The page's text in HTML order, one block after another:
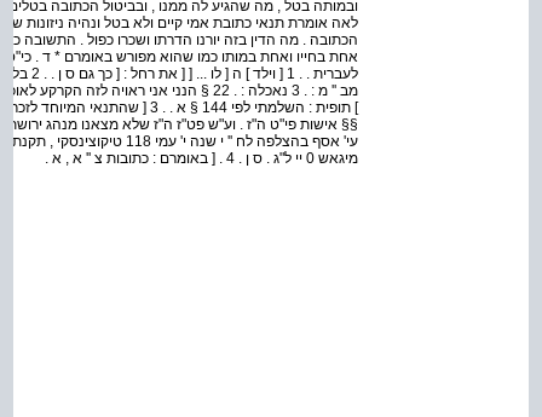
ובמותה בטל , מה שהגיע לה ממנו , ובביטול הכתובה בטלים
לאה אומרת תנאי כתובת אמי קיים ולא בטל ונהיה ניזונות
הכתובה . מה הדין בזה יורנו הדרתו ושכרו כפול . התשובה
§§ אישות פי"ט ה"ז . וע"ש פט"ז ה"ז שלא מצאנו מנהג ירושת
מיגאש 0 יי ל"ג . ס ן . 4 . [ באומרם : כתובות צ '' א , א .